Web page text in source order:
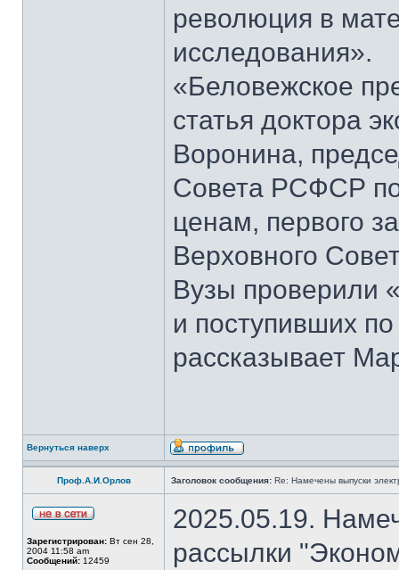
революция в
исследования».
«Беловежское
статья доктора
Воронина,
Совета РСФСР
ценам, первого
Верховного
Вузы проверили
и поступивших
рассказывает
Вернуться наверх
Проф.А.И.Орлов Заголовок сообщения: Re: Намечены выпуски
Зарегистрирован: Вт сен 28,
2004 11:58 am
Сообщений: 12459
2025.05.19.
рассылки